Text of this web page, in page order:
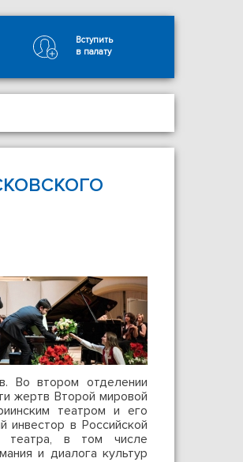
Вступить
в палату
Во втором отделении
жертв Второй мировой
театром и его
инвестор в Российской
театра, в том числе
и диалога культур